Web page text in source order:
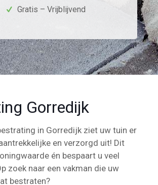
Gratis – Vrijblijvend
Gorredijk
in Gorredijk ziet uw tuin er
en verzorgd uit! Dit
én bespaart u veel
zoek naar een vakman die uw
bestraten?